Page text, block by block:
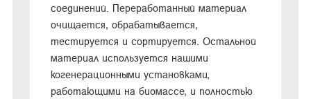
соединений. Переработанный материал
очищается, обрабатывается,
тестируется и сортируется. Остальной
материал используется нашими
когенерационными установками,
работающими на биомассе, и полностью